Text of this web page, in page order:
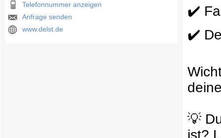
Telefonnummer anzeigen
Anfrage senden
www.delst.de
✔️
✔️
💡